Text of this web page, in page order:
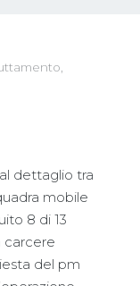
dettaglio tra
mobile
8 di 13
carcere
del pm